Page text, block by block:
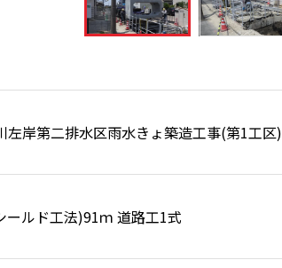
左岸第二排水区雨水きょ築造工事(第1工区)
ールド工法)91ｍ 道路工1式